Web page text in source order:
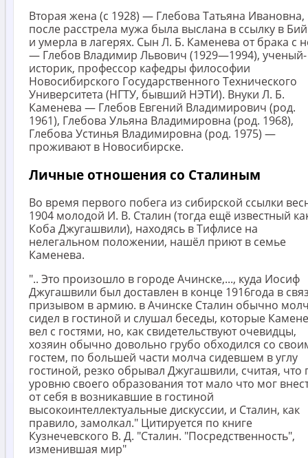
Вторая жена (с 1928) — Глебова Татьяна Ивановна,
после расстрела мужа была выслана в ссылку в
и умерла в лагерях. Сын Л. Б. Каменева от брака с
— Глебов Владимир Львович (1929—1994), ученый-
историк, профессор кафедры философии
Новосибирского Государственного Технического
Университета (НГТУ, бывший НЭТИ). Внуки Л. Б.
Каменева — Глебов Евгений Владимирович (род.
1961), Глебова Ульяна Владимировна (род. 1968),
Глебова Устинья Владимировна (род. 1975) —
проживают в Новосибирске.
Личные отношения со Сталиным
Во время первого побега из сибирской ссылки
1904 молодой И. В. Сталин (тогда ещё известный
Коба Джугашвили), находясь в Тифлисе на
нелегальном положении, нашёл приют в семье
Каменева.
".. Это произошло в городе Ачинске,..., куда Иосиф
Джугашвили был доставлен в конце 1916года в
призывом в армию. в Ачинске Сталин обычно
сидел в гостиной и слушал беседы, которые
вел с гостями, но, как свидетельствуют очевидцы,
хозяин обычно довольно грубо обходился со
гостем, по большей части молча сидевшем в углу
гостиной, резко обрывал Джугашвили, считая, что
уровню своего образования тот мало что мог
от себя в возникавшие в гостиной
высокоинтеллектуальные дискуссии, и Сталин, как
правило, замолкал." Цитируется по книге
Кузнечевского В. Д. "Сталин. "Посредственность",
изменившая мир"